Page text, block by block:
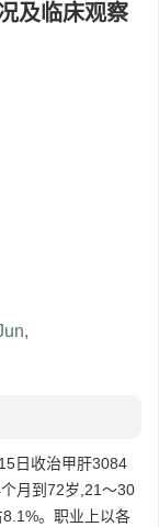
及临床观察
,
日收治甲肝3084
月到72岁,21～30
。职业上以各